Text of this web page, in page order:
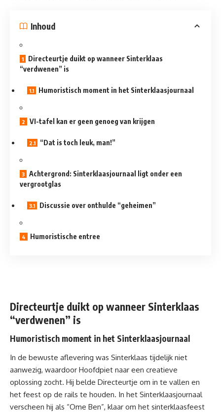
Inhoud
Directeurtje duikt op wanneer Sinterklaas
“verdwenen” is
Humoristisch moment in het Sinterklaasjournaal
VI-tafel kan er geen genoeg van krijgen
“Dat is toch leuk, man!”
Achtergrond: Sinterklaasjournaal ligt onder een
vergrootglas
Discussie over onthulde “geheimen”
Humoristische entree
Directeurtje duikt op wanneer Sinterklaas
“verdwenen” is
Humoristisch moment in het Sinterklaasjournaal
In de bewuste aflevering was Sinterklaas tijdelijk niet
aanwezig, waardoor Hoofdpiet naar een creatieve
oplossing zocht. Hij belde Directeurtje om in te vallen en
het feest op de rails te houden. In het Sinterklaasjournaal
verscheen hij als “Ome Ben”, klaar om het sinterklaasfeest